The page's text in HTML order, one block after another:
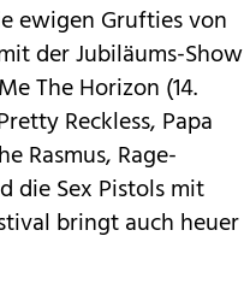
ewigen Grufties von
der Jubiläums-Show
The Horizon (14.
Reckless, Papa
Rasmus, Rage-
die Sex Pistols mit
bringt auch heuer